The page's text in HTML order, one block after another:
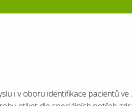
i v oboru identifikace pacientů